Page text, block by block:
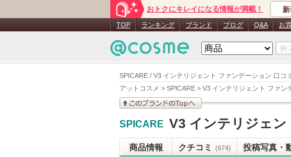
SPICARE / V3 インテリジェント ファンデーション 口コミ
アットコスメ > SPICARE > V3 インテリジェント ファン
おトクにキレイになる情報が満載！ 新
TOP ランキング ブランド ブログ Q&A お
SPICARE V3 インテリジェ
商品情報 クチコミ (674) 投稿写真・